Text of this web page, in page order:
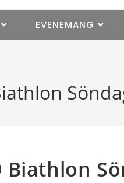
EVENEMANG
Biathlon